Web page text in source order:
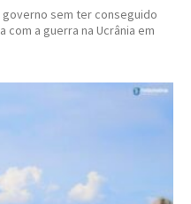
governo sem ter conseguido
com a guerra na Ucrânia em